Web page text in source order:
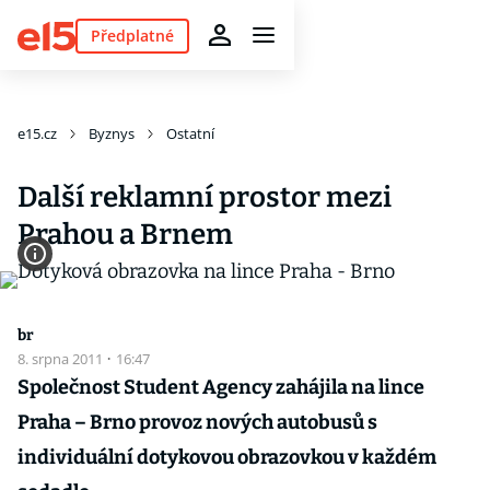
Předplatné
e15.cz Byznys Ostatní
Další reklamní prostor mezi
Prahou a Brnem
br
8. srpna 2011 · 16:47
Společnost Student Agency zahájila na lince
Praha – Brno provoz nových autobusů s
individuální dotykovou obrazovkou v každém